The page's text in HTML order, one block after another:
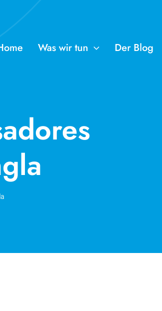
Was wir tun Der Blog